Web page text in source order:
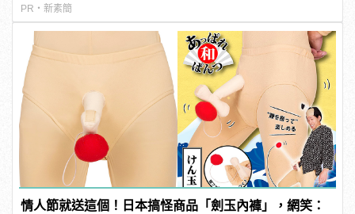
PR・新素簡
情人節就送這個！日本搞怪商品「劍玉內褲」，網笑：